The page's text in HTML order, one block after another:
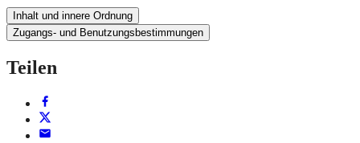
Inhalt und innere Ordnung
Zugangs- und Benutzungsbestimmungen
Teilen